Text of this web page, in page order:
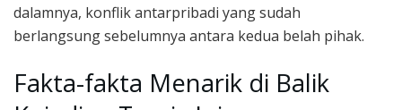
dalamnya, konflik antarpribadi yang sudah
berlangsung sebelumnya antara kedua belah pihak.
Fakta-fakta Menarik di Balik